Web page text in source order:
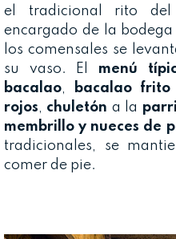
el tradicional rito
encargado de la
los comensales se
su vaso. El menú
bacalao,
bacalao frito
rojos, chuletón a la
membrillo y nueces de
tradicionales, se
comer de pie.